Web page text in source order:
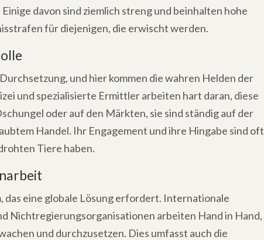
davon sind ziemlich streng und beinhalten hohe
für diejenigen, die erwischt werden.
und hier kommen die wahren Helden der
und spezialisierte Ermittler arbeiten hart daran, diese
oder auf den Märkten, sie sind ständig auf der
Handel. Ihr Engagement und ihre Hingabe sind oft
Tiere haben.
das eine globale Lösung erfordert. Internationale
Nichtregierungsorganisationen arbeiten Hand in Hand,
und durchzusetzen. Dies umfasst auch die